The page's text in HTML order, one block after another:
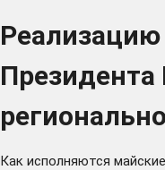
Реализацию
Как исполняются